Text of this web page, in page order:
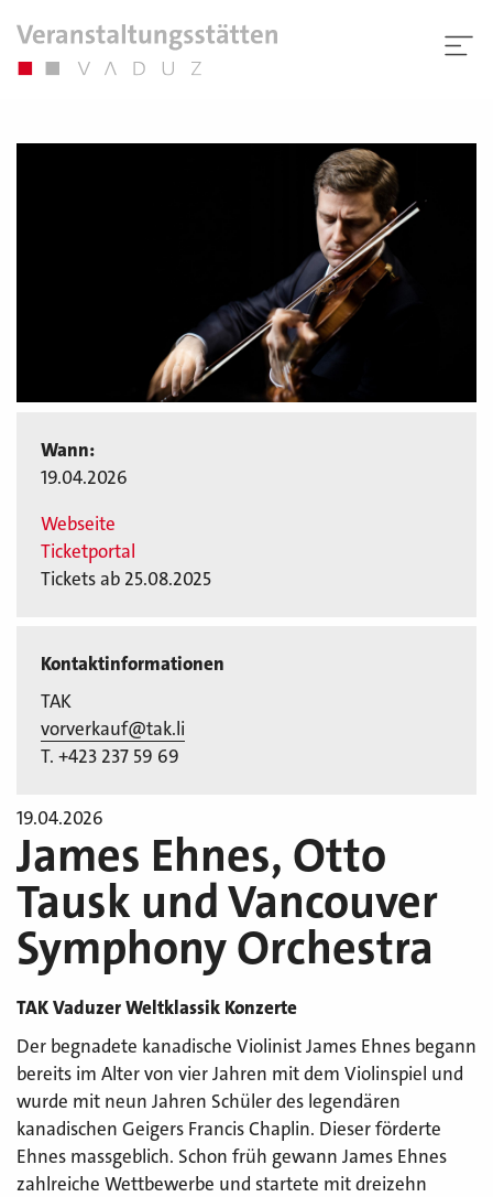
Wann:
19.04.2026
Webseite
Ticketportal
Tickets ab 25.08.2025
Kontaktinformationen
TAK
vorverkauf@tak.li
T. +423 237 59 69
19.04.2026
James Ehnes, Otto
Tausk und Vancouver
Symphony Orchestra
TAK Vaduzer Weltklassik Konzerte
Der begnadete kanadische Violinist James Ehnes begann
bereits im Alter von vier Jahren mit dem Violinspiel und
wurde mit neun Jahren Schüler des legendären
kanadischen Geigers Francis Chaplin. Dieser förderte
Ehnes massgeblich. Schon früh gewann James Ehnes
zahlreiche Wettbewerbe und startete mit dreizehn